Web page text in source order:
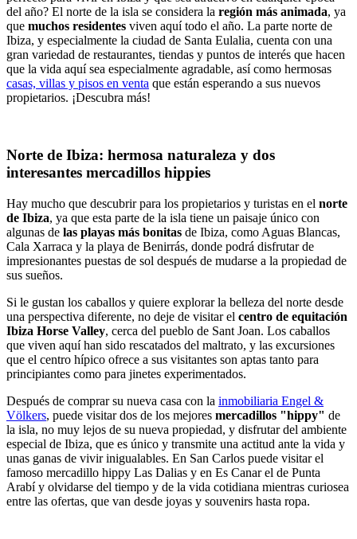
del año? El norte de la isla se considera la región más animada, ya
que muchos residentes viven aquí todo el año. La parte norte de
Ibiza, y especialmente la ciudad de Santa Eulalia, cuenta con una
gran variedad de restaurantes, tiendas y puntos de interés que hacen
que la vida aquí sea especialmente agradable, así como hermosas
casas, villas y pisos en venta que están esperando a sus nuevos
propietarios. ¡Descubra más!
Norte de Ibiza: hermosa naturaleza y dos
interesantes mercadillos hippies
Hay mucho que descubrir para los propietarios y turistas en el norte
de Ibiza, ya que esta parte de la isla tiene un paisaje único con
algunas de las playas más bonitas de Ibiza, como Aguas Blancas,
Cala Xarraca y la playa de Benirrás, donde podrá disfrutar de
impresionantes puestas de sol después de mudarse a la propiedad de
sus sueños.
Si le gustan los caballos y quiere explorar la belleza del norte desde
una perspectiva diferente, no deje de visitar el centro de equitación
Ibiza Horse Valley, cerca del pueblo de Sant Joan. Los caballos
que viven aquí han sido rescatados del maltrato, y las excursiones
que el centro hípico ofrece a sus visitantes son aptas tanto para
principiantes como para jinetes experimentados.
Después de comprar su nueva casa con la inmobiliaria Engel &
Völkers, puede visitar dos de los mejores mercadillos "hippy" de
la isla, no muy lejos de su nueva propiedad, y disfrutar del ambiente
especial de Ibiza, que es único y transmite una actitud ante la vida y
unas ganas de vivir inigualables. En San Carlos puede visitar el
famoso mercadillo hippy Las Dalias y en Es Canar el de Punta
Arabí y olvidarse del tiempo y de la vida cotidiana mientras curiosea
entre las ofertas, que van desde joyas y souvenirs hasta ropa.